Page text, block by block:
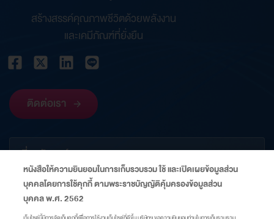
สร้างสรรค์คุณภาพชีวิตด้วยพลังงาน
และเคมีภัณฑ์ที่ยั่งยืน
ติดต่อเรา
เกี่ยวกับองค์กร
ข้อมูลที่เกี่ยวข้อง
หนังสือให้ความยินยอมในการเก็บรวบรวม ใช้ และเปิดเผยข้อมูลส่วน
บุคคลโดยการใช้คุกกี้ ตามพระราชบัญญัติคุ้มครองข้อมูลส่วน
บุคคล พ.ศ. 2562